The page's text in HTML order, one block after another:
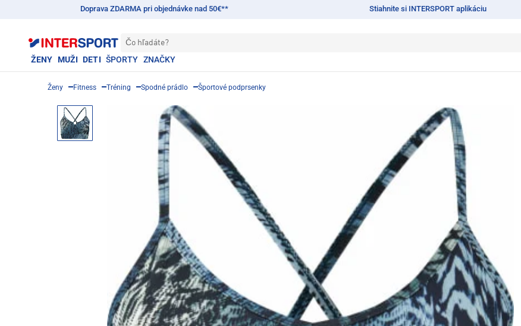
Doprava ZDARMA pri objednávke nad 50€** Stiahnite si INTERSPORT aplikáciu
Čo hľadáte?
ŽENY MUŽI DETI ŠPORTY ZNAČKY
Ženy Fitness Tréning Spodné prádlo Športové podprsenky